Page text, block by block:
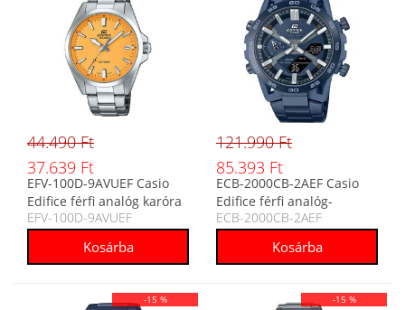
44.490 Ft
37.639 Ft
EFV-100D-9AVUEF Casio
Edifice férfi analóg karóra
EFV-100D-9AVUEF
121.990 Ft
85.393 Ft
ECB-2000CB-2AEF Casio
Edifice férfi analóg-
digitális karóra
ECB-2000CB-2AEF
-15 %
-15 %